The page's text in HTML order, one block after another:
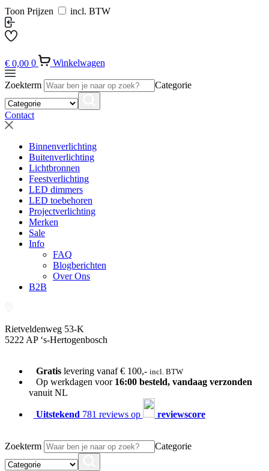
Toon Prijzen incl. BTW
€ 0,00 0 Winkelwagen
Zoekterm Categorie
Contact
Binnenverlichting
Buitenverlichting
Lichtbronnen
Feestverlichting
LED dimmers
LED toebehoren
Projectverlichting
Merken
Sale
Info
FAQ
Blogberichten
Over Ons
B2B
Rietveldenweg 53-K
5222 AP ‘s-Hertogenbosch
Gratislevering vanaf € 100,- incl. BTW
Op werkdagen voor 16:00 besteld, vandaag verzonden
vanuit NL
Uitstekend 781 reviews op reviewscore
Zoekterm Categorie